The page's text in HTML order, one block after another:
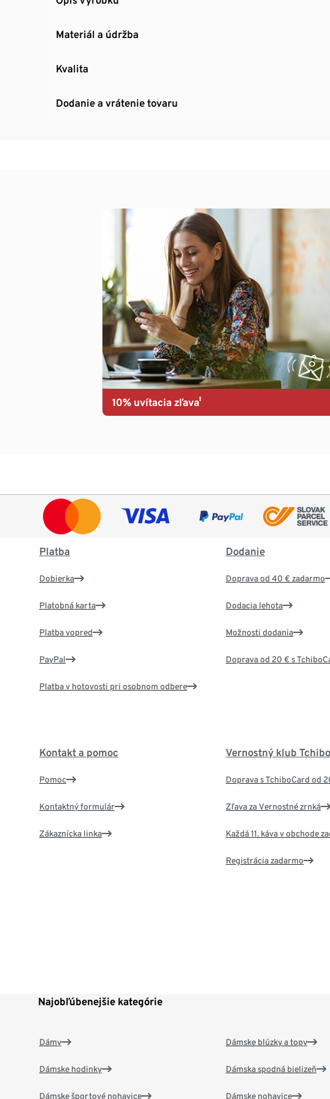
Materiál a údržba
Kvalita
Dodanie a vrátenie tovaru
10% uvítacia zľava¹
Platba
Dobierka
Platobná karta
Platba vopred
PayPal
Platba v hotovosti pri osobnom odbere
Dodanie
Doprava od 40 € zadarmo
Dodacia lehota
Možnosti dodania
Doprava od 20 € s
Kontakt a pomoc
Pomoc
Kontaktný formulár
Zákaznícka linka
Vernostný klub
Doprava s TchiboCard od
Zľava za Vernostné zrnká
Každá 11. káva v obchode
Registrácia zadarmo
Najobľúbenejšie kategórie
Dámy
Dámske hodinky
Dámske športové nohavice
Dámske blúzky a topy
Dámska spodná bielizeň
Dámske nohavice